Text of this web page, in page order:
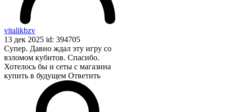
vitalikbzv
13 дек 2025 id: 394705
Супер. Давно ждал эту игру со
взломом кубитов. Спасибо.
Хотелось бы и сеты с магазина
купить в будущем Ответить